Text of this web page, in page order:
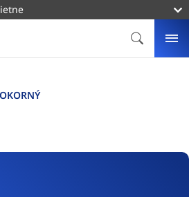
MEKLĒT